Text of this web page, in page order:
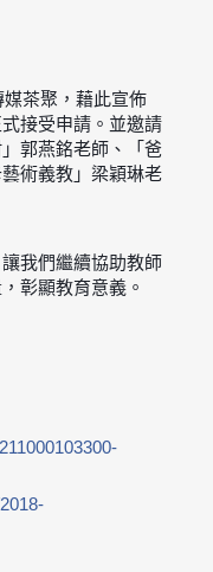
茶聚，藉此宣佈
接受申請。並邀請
郭燕銘老師、「爸
術義教」梁穎琳老
我們繼續協助教師
彰顯教育意義。